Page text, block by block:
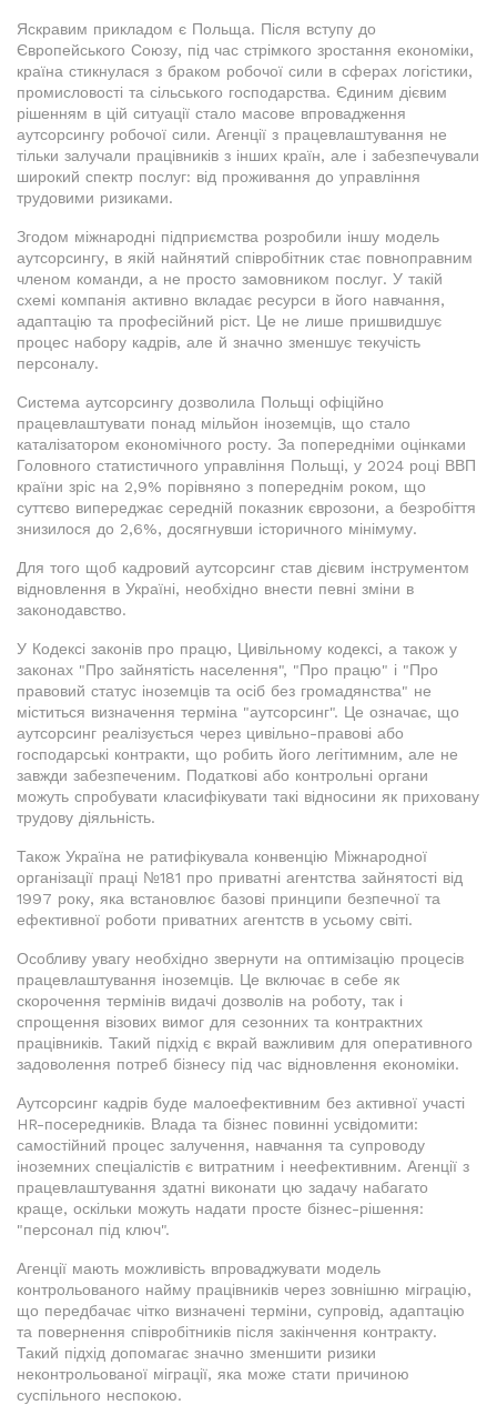
Яскравим прикладом є Польща. Після вступу до
Європейського Союзу, під час стрімкого зростання економіки,
країна стикнулася з браком робочої сили в сферах логістики,
промисловості та сільського господарства. Єдиним дієвим
рішенням в цій ситуації стало масове впровадження
аутсорсингу робочої сили. Агенції з працевлаштування не
тільки залучали працівників з інших країн, але і забезпечували
широкий спектр послуг: від проживання до управління
трудовими ризиками.
Згодом міжнародні підприємства розробили іншу модель
аутсорсингу, в якій найнятий співробітник стає повноправним
членом команди, а не просто замовником послуг. У такій
схемі компанія активно вкладає ресурси в його навчання,
адаптацію та професійний ріст. Це не лише пришвидшує
процес набору кадрів, але й значно зменшує текучість
персоналу.
Система аутсорсингу дозволила Польщі офіційно
працевлаштувати понад мільйон іноземців, що стало
каталізатором економічного росту. За попередніми оцінками
Головного статистичного управління Польщі, у 2024 році ВВП
країни зріс на 2,9% порівняно з попереднім роком, що
суттєво випереджає середній показник єврозони, а безробіття
знизилося до 2,6%, досягнувши історичного мінімуму.
Для того щоб кадровий аутсорсинг став дієвим інструментом
відновлення в Україні, необхідно внести певні зміни в
законодавство.
У Кодексі законів про працю, Цивільному кодексі, а також у
законах "Про зайнятість населення", "Про працю" і "Про
правовий статус іноземців та осіб без громадянства" не
міститься визначення терміна "аутсорсинг". Це означає, що
аутсорсинг реалізується через цивільно-правові або
господарські контракти, що робить його легітимним, але не
завжди забезпеченим. Податкові або контрольні органи
можуть спробувати класифікувати такі відносини як приховану
трудову діяльність.
Також Україна не ратифікувала конвенцію Міжнародної
організації праці №181 про приватні агентства зайнятості від
1997 року, яка встановлює базові принципи безпечної та
ефективної роботи приватних агентств в усьому світі.
Особливу увагу необхідно звернути на оптимізацію процесів
працевлаштування іноземців. Це включає в себе як
скорочення термінів видачі дозволів на роботу, так і
спрощення візових вимог для сезонних та контрактних
працівників. Такий підхід є вкрай важливим для оперативного
задоволення потреб бізнесу під час відновлення економіки.
Аутсорсинг кадрів буде малоефективним без активної участі
HR-посередників. Влада та бізнес повинні усвідомити:
самостійний процес залучення, навчання та супроводу
іноземних спеціалістів є витратним і неефективним. Агенції з
працевлаштування здатні виконати цю задачу набагато
краще, оскільки можуть надати просте бізнес-рішення:
"персонал під ключ".
Агенції мають можливість впроваджувати модель
контрольованого найму працівників через зовнішню міграцію,
що передбачає чітко визначені терміни, супровід, адаптацію
та повернення співробітників після закінчення контракту.
Такий підхід допомагає значно зменшити ризики
неконтрольованої міграції, яка може стати причиною
суспільного неспокою.